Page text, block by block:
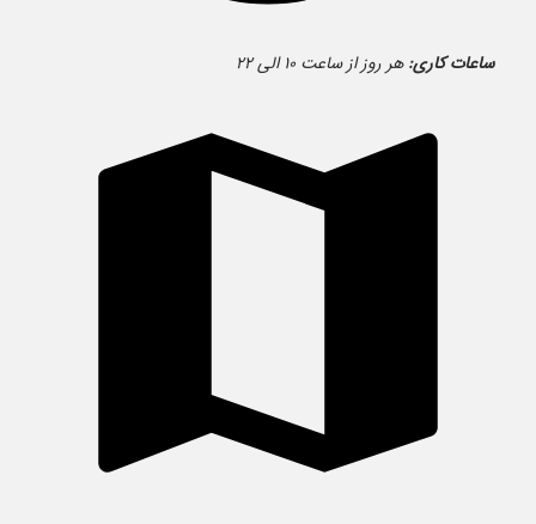
ساعات کاری: هر روز از ساعت ۱۰ الی ۲۲